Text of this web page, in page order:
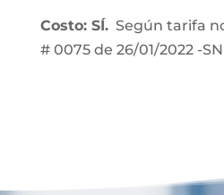
Costo: SÍ.Según tarifa
# 0075 de 26/01/2022 -